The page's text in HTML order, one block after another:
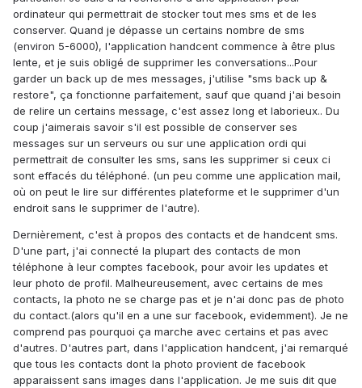
ordinateur qui permettrait de stocker tout mes sms et de les
conserver. Quand je dépasse un certains nombre de sms
(environ 5-6000), l'application handcent commence à être plus
lente, et je suis obligé de supprimer les conversations...Pour
garder un back up de mes messages, j'utilise "sms back up &
restore", ça fonctionne parfaitement, sauf que quand j'ai besoin
de relire un certains message, c'est assez long et laborieux.. Du
coup j'aimerais savoir s'il est possible de conserver ses
messages sur un serveurs ou sur une application ordi qui
permettrait de consulter les sms, sans les supprimer si ceux ci
sont effacés du téléphoné. (un peu comme une application mail,
où on peut le lire sur différentes plateforme et le supprimer d'un
endroit sans le supprimer de l'autre).
Dernièrement, c'est à propos des contacts et de handcent sms.
D'une part, j'ai connecté la plupart des contacts de mon
téléphone à leur comptes facebook, pour avoir les updates et
leur photo de profil. Malheureusement, avec certains de mes
contacts, la photo ne se charge pas et je n'ai donc pas de photo
du contact.(alors qu'il en a une sur facebook, evidemment). Je ne
comprend pas pourquoi ça marche avec certains et pas avec
d'autres. D'autres part, dans l'application handcent, j'ai remarqué
que tous les contacts dont la photo provient de facebook
apparaissent sans images dans l'application. Je me suis dit que